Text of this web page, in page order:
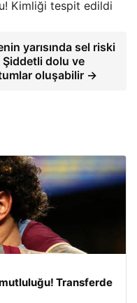
Kimliği tespit edildi
yarısında sel riski
Şiddetli dolu ve
oluşabilir →
Transferde